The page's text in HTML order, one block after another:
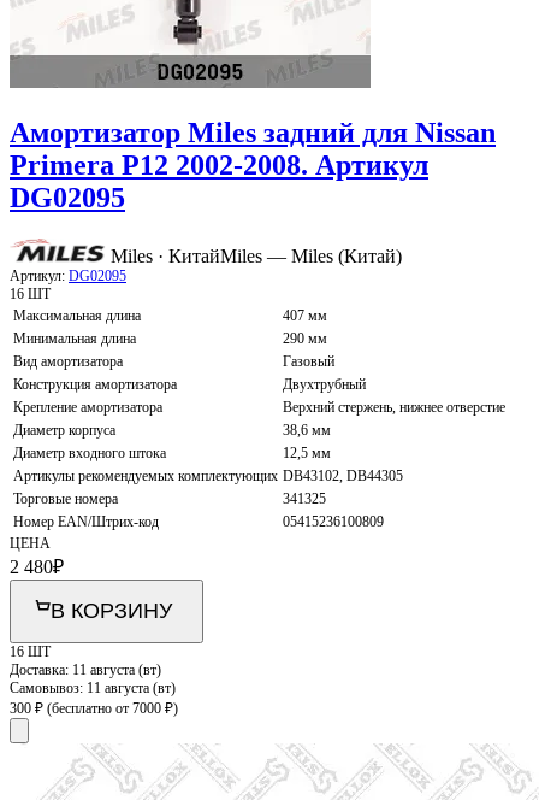
Амортизатор Miles задний для Nissan
Primera P12 2002-2008. Артикул
DG02095
Miles · КитайMiles — Miles (Китай)
Артикул: DG02095
16 ШТ
Максимальная длина
407 мм
Минимальная длина
290 мм
Вид амортизатора
Газовый
Конструкция амортизатора
Двухтрубный
Крепление амортизатора
Верхний стержень, нижнее отверстие
Диаметр корпуса
38,6 мм
Диаметр входного штока
12,5 мм
Артикулы рекомендуемых комплектующих DB43102, DB44305
Торговые номера
341325
Номер EAN/Штрих-код
05415236100809
ЦЕНА
2 480₽
В КОРЗИНУ
16 ШТ
Доставка: 11 августа (вт)
Самовывоз: 11 августа (вт)
300 ₽ (бесплатно от 7000 ₽)